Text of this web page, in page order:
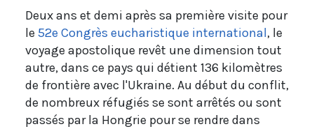
Deux ans et demi après sa première visite pour
le 52e Congrès eucharistique international, le
voyage apostolique revêt une dimension tout
autre, dans ce pays qui détient 136 kilomètres
de frontière avec l'Ukraine. Au début du conflit,
de nombreux réfugiés se sont arrêtés ou sont
passés par la Hongrie pour se rendre dans